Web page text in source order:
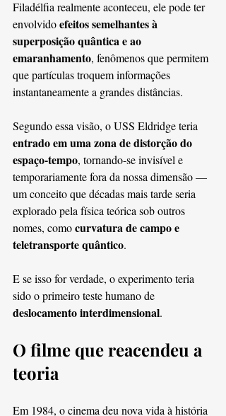
Filadélfia realmente aconteceu, ele pode ter
envolvido efeitos semelhantes à
superposição quântica e ao
emaranhamento, fenômenos que permitem
que partículas troquem informações
instantaneamente a grandes distâncias.
Segundo essa visão, o USS Eldridge teria
entrado em uma zona de distorção do
espaço-tempo, tornando-se invisível e
temporariamente fora da nossa dimensão —
um conceito que décadas mais tarde seria
explorado pela física teórica sob outros
nomes, como curvatura de campo e
teletransporte quântico.
E se isso for verdade, o experimento teria
sido o primeiro teste humano de
deslocamento interdimensional.
O filme que reacendeu a
teoria
Em 1984, o cinema deu nova vida à história